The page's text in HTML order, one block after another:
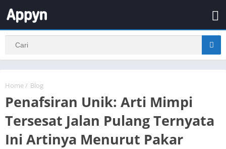
Home / Blog
Penafsiran Unik: Arti Mimpi
Tersesat Jalan Pulang Ternyata
Ini Artinya Menurut Pakar